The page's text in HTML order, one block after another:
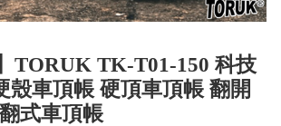
TORUK TK-T01-150 科技
殼車頂帳 硬頂車頂帳 翻開
式車頂帳